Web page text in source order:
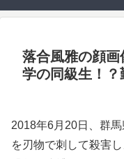
落合風雅の顔
学の同級生！？
2018年6月20日、群
を刃物で刺して殺害